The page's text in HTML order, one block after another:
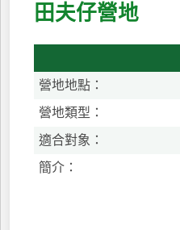
田夫仔營地
營地地點：
營地類型：
適合對象：
簡介：